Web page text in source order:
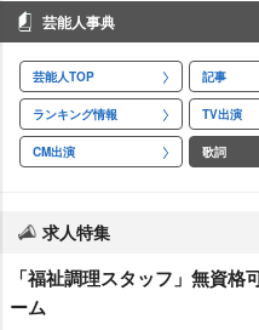
芸能人事典
芸能人TOP 記事
ランキング情報 TV出演
CM出演 歌詞
求人特集
「福祉調理スタッフ」無資
ーム